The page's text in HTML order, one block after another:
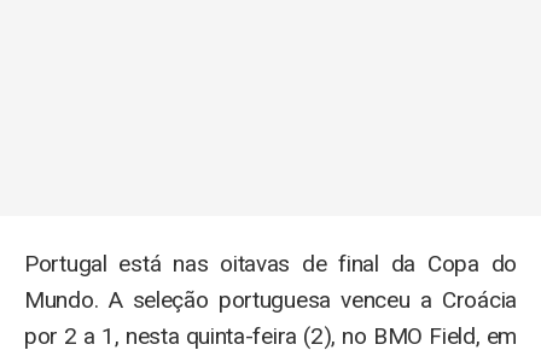
Portugal está nas oitavas de final da Copa do
Mundo. A seleção portuguesa venceu a Croácia
por 2 a 1, nesta quinta-feira (2), no BMO Field, em